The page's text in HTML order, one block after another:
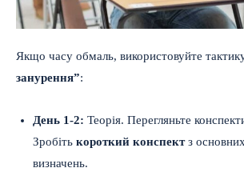
Якщо часу обмаль, використовуйте
занурення”:
День 1-2: Теорія. Перегляньте
Зробіть короткий конспектз
визначень.